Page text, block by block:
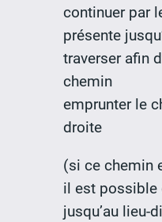
continuer par
présente
traverser afin
chemin
emprunter le
droite
(si ce chemin
il est possible
jusqu’au lieu-